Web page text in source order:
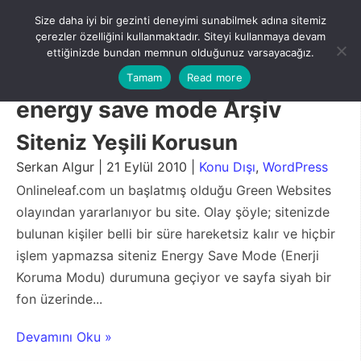
content
Menu
energy save mode Arşiv
Siteniz Yeşili Korusun
Serkan Algur | 21 Eylül 2010 | Konu Dışı, WordPress
Onlineleaf.com un başlatmış olduğu Green Websites
olayından yararlanıyor bu site. Olay şöyle; sitenizde
bulunan kişiler belli bir süre hareketsiz kalır ve hiçbir
işlem yapmazsa siteniz Energy Save Mode (Enerji
Koruma Modu) durumuna geçiyor ve sayfa siyah bir
fon üzerinde...
Devamını Oku »
Size daha iyi bir gezinti deneyimi sunabilmek adına sitemiz
çerezler özelliğini kullanmaktadır. Siteyi kullanmaya devam
ettiğinizde bundan memnun olduğunuz varsayacağız.
Tamam
Read more